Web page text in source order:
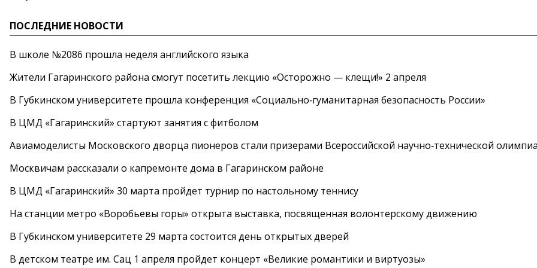
ПОСЛЕДНИЕ НОВОСТИ
В школе №2086 прошла неделя английского языка
Жители Гагаринского района смогут посетить лекцию «Осторожно — клещи!» 2 апреля
В Губкинском университете прошла конференция «Социально‑гуманитарная безопасность России»
В ЦМД «Гагаринский» стартуют занятия с фитболом
Авиамоделисты Московского дворца пионеров стали призерами Всероссийской научно‑технической
Москвичам рассказали о капремонте дома в Гагаринском районе
В ЦМД «Гагаринский» 30 марта пройдет турнир по настольному теннису
На станции метро «Воробьевы горы» открыта выставка, посвященная волонтерскому движению
В Губкинском университете 29 марта состоится день открытых дверей
В детском театре им. Сац 1 апреля пройдет концерт «Великие романтики и виртуозы»